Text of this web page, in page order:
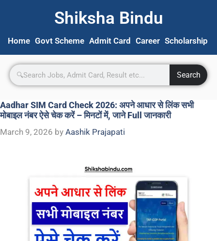
Shiksha Bindu
Home Govt Scheme Admit Card Career Scholarship
Search
Aadhar SIM Card Check 2026: अपने आधार से लिंक सभी
मोबाइल नंबर ऐसे चेक करें – मिनटों में, जाने Full जानकारी
March 9, 2026 by Aashik Prajapati